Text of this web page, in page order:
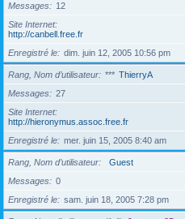
Messages
12
Site Internet
http://canbell.free.fr
Enregistré le
dim. juin 12, 2005 10:56 pm
Rang, Nom d’utilisateur *** ThierryA
Messages
27
Site Internet
http://hieronymus.assoc.free.fr
Enregistré le
mer. juin 15, 2005 8:40 am
Rang, Nom d’utilisateur
Guest
Messages
0
Enregistré le
sam. juin 18, 2005 7:28 pm